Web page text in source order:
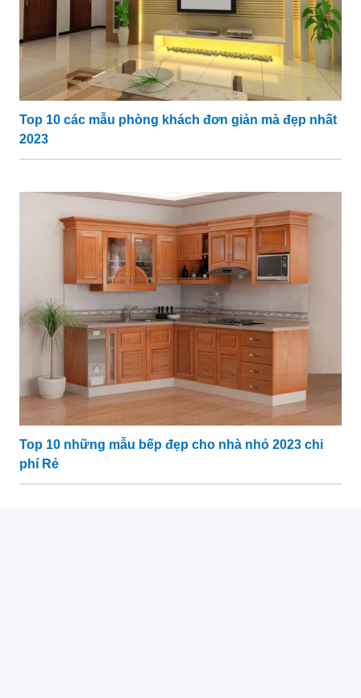
Top 10 các mẫu phòng khách đơn giản mà đẹp nhất
2023
Top 10 những mẫu bếp đẹp cho nhà nhỏ 2023 chi
phí Rẻ